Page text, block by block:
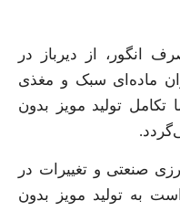
انگور، از دیرباز در
ماده‌ای سبک و مغذی
تولید مویز بدون
صنعتی و تغییرات در
است به تولید مویز بدون